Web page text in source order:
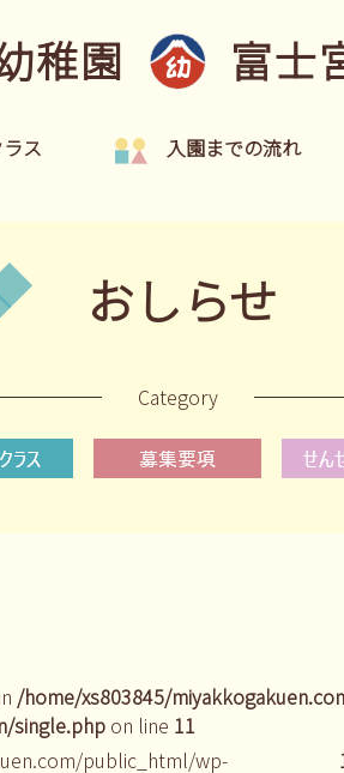
稚園 富士
ス 入園までの流れ
おしらせ
Category
/home/xs803845/
single.php on line 11
public_html/wp-